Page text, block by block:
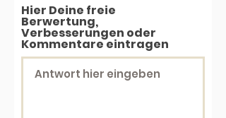
Hier Deine freie
Berwertung,
Verbesserungen oder
Kommentare eintragen